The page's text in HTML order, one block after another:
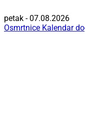
petak - 07.08.2026
Osmrtnice Kalendar